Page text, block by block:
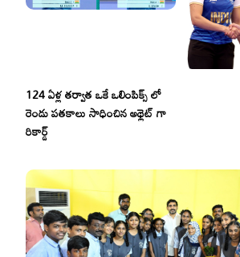
124 ఏళ్ల తర్వాత ఒకే ఒలింపిక్స్ లో
రెండు పతకాలు సాధించిన అథ్లెట్ గా
రికార్డ్